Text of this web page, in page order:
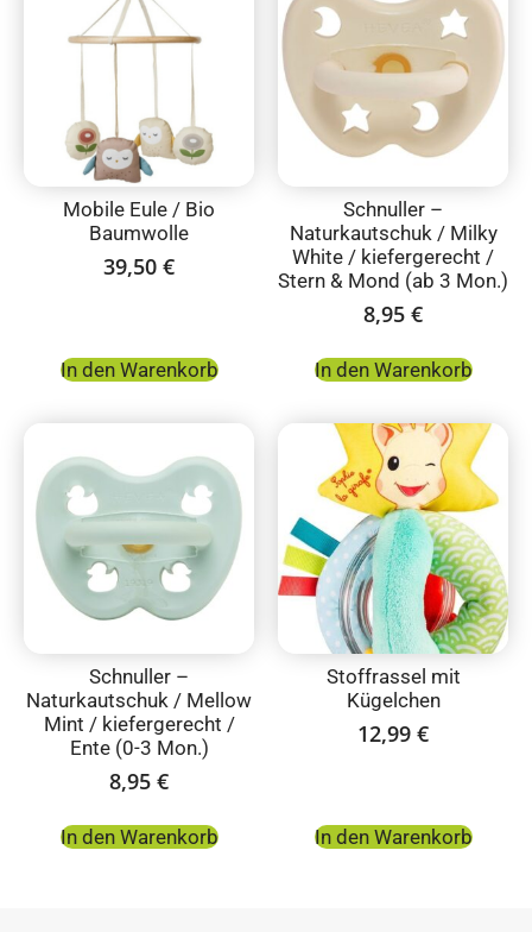
Mobile Eule / Bio
Baumwolle
39,50 €
In den Warenkorb
Schnuller –
Naturkautschuk / Milky
White / kiefergerecht /
Stern & Mond (ab 3 Mon.)
8,95 €
In den Warenkorb
Schnuller –
Naturkautschuk / Mellow
Mint / kiefergerecht /
Ente (0-3 Mon.)
8,95 €
In den Warenkorb
Stoffrassel mit
Kügelchen
12,99 €
In den Warenkorb